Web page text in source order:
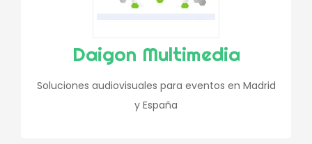
Daigon Multimedia
Soluciones audiovisuales para eventos en Madrid
y España